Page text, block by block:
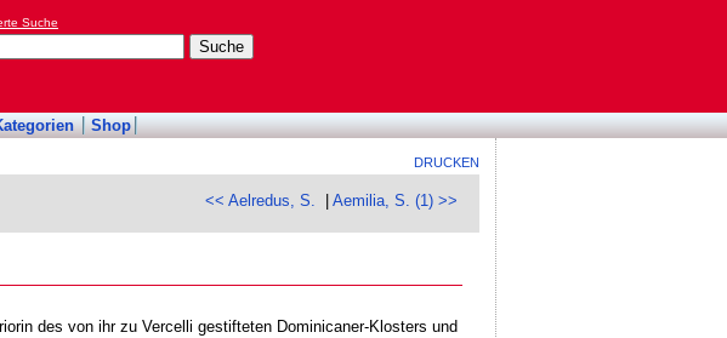
Suche
Shop
DRUCKEN
<< Aelredus, S. |Aemilia, S. (1) >>
des von ihr zu Vercelli gestifteten Dominicaner-Klosters und